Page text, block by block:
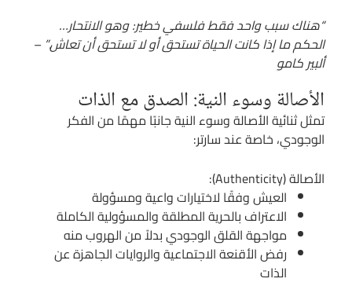
“هناك سبب واحد فقط فلسفي خطير: وهو الانتحار…
الحكم ما إذا كانت الحياة تستحق أو لا تستحق أن تعاش.” –
ألبير كامو
الأصالة وسوء النية: الصدق مع الذات
تمثل ثنائية الأصالة وسوء النية جانبًا مهمًا من الفكر
الوجودي، خاصة عند سارتر:
الأصالة (Authenticity):
العيش وفقًا لاختيارات واعية ومسؤولة
الاعتراف بالحرية المطلقة والمسؤولية الكاملة
مواجهة القلق الوجودي بدلاً من الهروب منه
رفض الأقنعة الاجتماعية والروايات الجاهزة عن
الذات